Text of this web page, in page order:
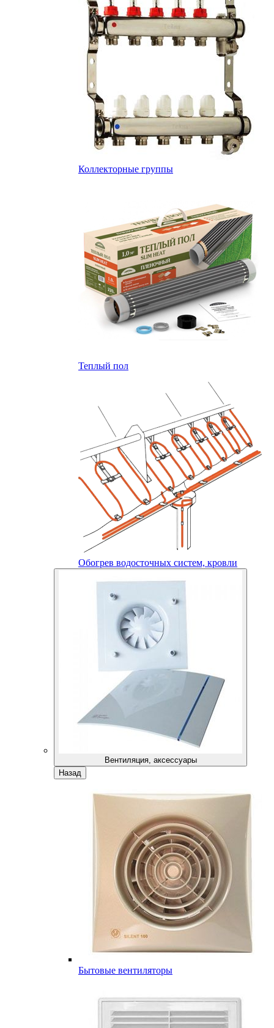
Коллекторные группы
Теплый пол
Обогрев водосточных систем, кровли
Вентиляция, аксессуары
Назад
Бытовые вентиляторы